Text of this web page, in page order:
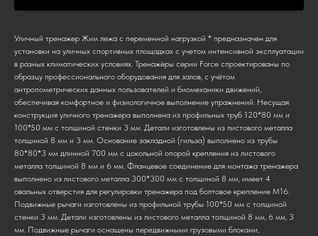
Уличный тренажер Жим лежа с переменной нагрузкой * предназначен для
установки на уличных спортивных площадках с учетом интенсивной эксплуатации
в разных климатических условиях. Тренажёры серии Force спроектированы по
образцу профессионального оборудования для залов, с учётом
антропометрических данных пользователей и биомеханики движений,
обеспечивая комфортное и физиологичное выполнение упражнений. Несущая
конструкция уличного тренажера выполнена из профильных труб 120*80 мм и
100*50 мм с толщиной стенки 3 мм. Детали изготовлены из листового металла
толщиной 8 мм и 3 мм. Основание закладной (гильза) выполнено из трубы
80*80*3 мм длинной 700 мм с цокольной опорой крепления из листового
металла толщиной 8 мм и 6 мм. Фланцевое соединение для монтажа тренажера
выполнено из листового металла 300*300 мм с толщиной 8 мм, имеет 4
овальных отверстия для регулировки тренажера под болтовое крепление М16.
Подвижные рычаги изготовлены из профильной трубы 100*50 мм с толщиной
стенки 3 мм. Детали изготовлены из листового металла толщиной 8 мм, 6 мм, 3
мм. Подвижные рычаги оснащены передвижными грузовыми блоками,